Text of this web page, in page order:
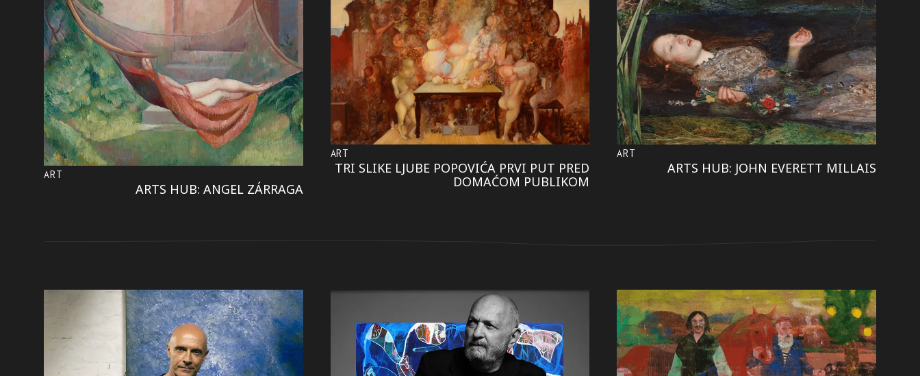
ART
ARTS HUB: ANGEL ZÁRRAGA
ART
TRI SLIKE LJUBE POPOVIĆA PRVI PUT PRED
DOMAĆOM PUBLIKOM
ART
ARTS HUB: JOHN EVERETT MILLAIS